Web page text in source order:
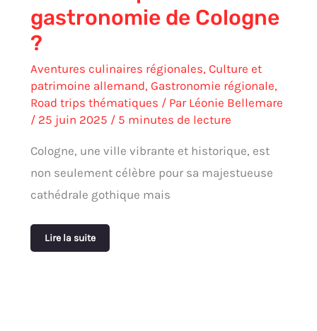
gastronomie de Cologne
?
Aventures culinaires régionales,Culture et
patrimoine allemand,Gastronomie régionale,
Road trips thématiques / Par Léonie Bellemare
/ 25 juin 2025 / 5 minutes de lecture
Cologne, une ville vibrante et historique, est
non seulement célèbre pour sa majestueuse
cathédrale gothique mais
Lire la suite